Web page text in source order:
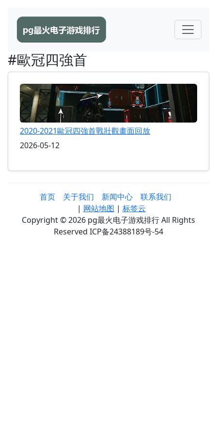
#歐冠四強首
2020-2021歐冠四強首戰壯觀畫面回放
2026-05-12
首页 关于我们 新闻中心
联系我们
| 网站地图 | 标签云
Copyright © 2026 pg最火电子游戏排行 All Rights
Reserved ICP备24388189号-54